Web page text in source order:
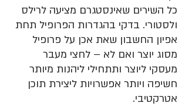
כל השירים שאינסטגרם מציעה לרילס
ולסטורי. בדקי בהגדרות הפרופיל תחת
אפיון החשבון שאת אכן על פרופיל
מסוג יוצר ואם לא – לחצי מעבר
מעסקי ליוצר ותתחילי ליהנות מיותר
חשיפה ויותר אפשרויות ליצירת תוכן
אטרקטיבי.